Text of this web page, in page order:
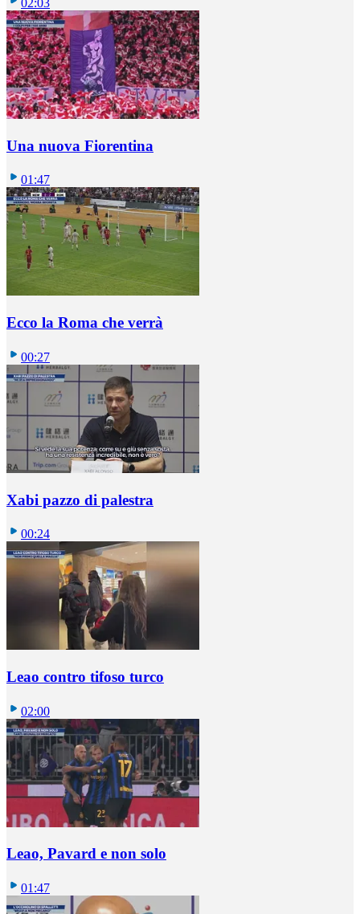
02:03
Una nuova Fiorentina
01:47
Ecco la Roma che verrà
00:27
Xabi pazzo di palestra
00:24
Leao contro tifoso turco
02:00
Leao, Pavard e non solo
01:47